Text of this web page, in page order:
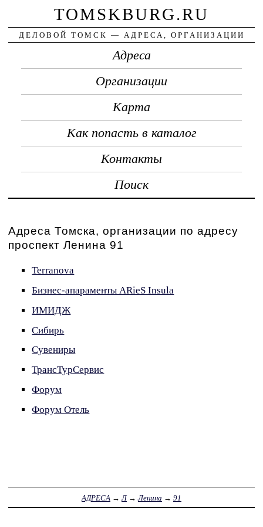
TOMSKBURG.RU
ДЕЛОВОЙ ТОМСК — АДРЕСА, ОРГАНИЗАЦИИ
Адреса
Организации
Карта
Как попасть в каталог
Контакты
Поиск
Адреса Томска, организации по адресу
проспект Ленина 91
Terranova
Бизнес-апараменты ARieS Insula
ИМИДЖ
Сибирь
Сувениры
ТрансТурСервис
Форум
Форум Отель
АДРЕСА →Л→Ленина → 91